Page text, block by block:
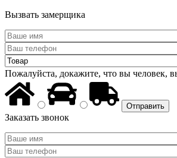
Вызвать замерщика
Пожалуйста, докажите, что вы человек,
Заказать звонок